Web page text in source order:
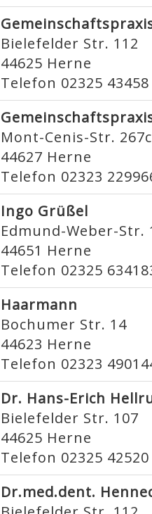
Bielefelder Str. 112
44625 Herne
Telefon 02325 43458
Mont-Cenis-Str. 267c
44627 Herne
Telefon 02323
Ingo Grüßel
Edmund-Weber-Str.
44651 Herne
Telefon 02325
Haarmann
Bochumer Str. 14
44623 Herne
Telefon 02323
Dr. Hans-Erich
Bielefelder Str. 107
44625 Herne
Telefon 02325 42520
Dr.med.dent.